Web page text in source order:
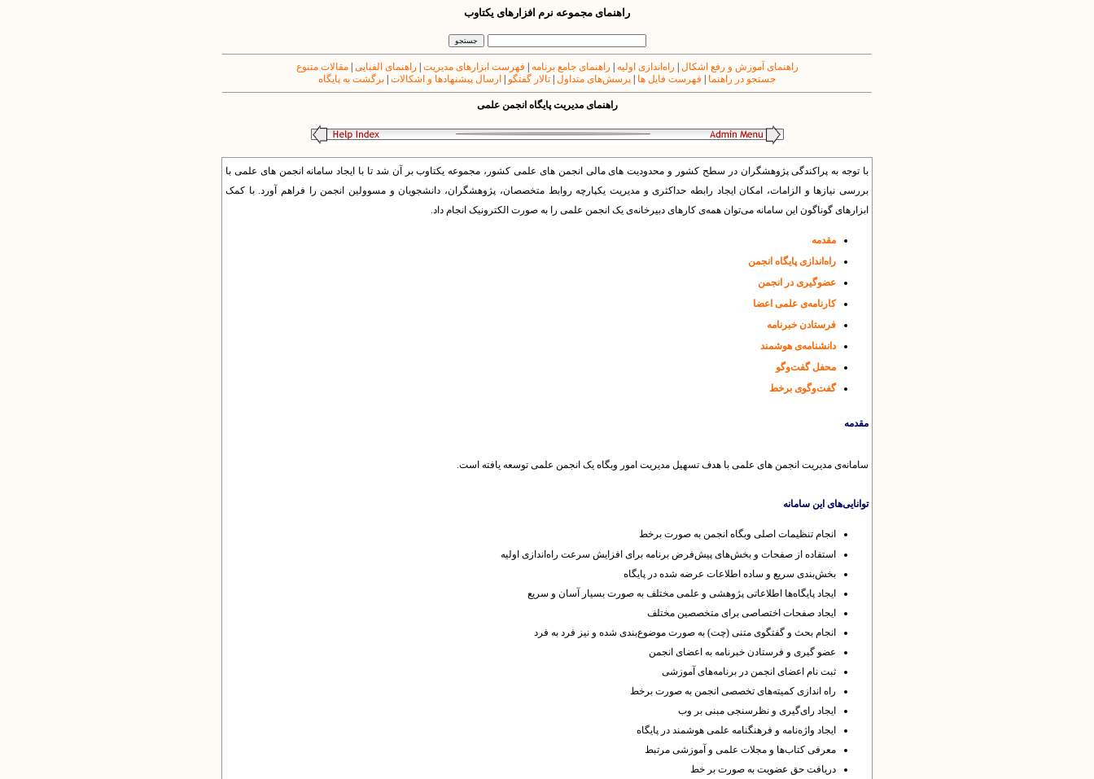
راهنمای مجموعه نرم افزارهای یکتاوب
راهنمای آموزش و رفع اشکال راه‌اندازی اولیه راهنمای جامع برنامه فهرست ابزارهای مدیریت راهنمای الفبایی |مقالات متنوع
جستجو در راهنما
فهرست فایل ها پرسش‌های متداول تالار گفتگو ارسال پیشنهادها و اشکالات برگشت به پایگاه
راهنمای مدیریت پایگاه انجمن علمی
با توجه به پراکندگی پژوهشگران در سطح کشور و محدودیت های مالی انجمن های علمی کشور، مجموعه یکتاوب بر آن شد تا با ایجاد سامانه انجمن های علمی با
بررسی نیازها و الزامات، امکان ایجاد رابطه حداکثری و مدیریت یکپارچه روابط متخصصان، پژوهشگران، دانشجویان و مسوولین انجمن را فراهم آورد. با کمک
ابزارهای گوناگون این سامانه می‌توان همه‌ی کارهای دبیرخانه‌ی یک انجمن علمی را به صورت الکترونیک انجام داد.
مقدمه
راه‌اندازی پایگاه انجمن
عضوگیری در انجمن
کارنامه‌ی علمی اعضا
فرستادن خبرنامه
دانشنامه‌ی هوشمند
محفل گفت‌وگو
گفت‌وگوی برخط
مقدمه
سامانه‌ی مدیریت انجمن های علمی با هدف تسهیل مدیریت امور وبگاه یک انجمن علمی توسعه یافته است.
توانایی‌های این سامانه
انجام تنظیمات اصلی وبگاه انجمن به صورت برخط
استفاده از صفحات و بخش‌های پیش‌فرض برنامه برای افزایش سرعت راه‌اندازی اولیه
بخش‌بندی سریع و ساده اطلاعات عرضه شده در پایگاه
ایجاد پایگاه‌ها اطلاعاتی پژوهشی و علمی مختلف به صورت بسیار آسان و سریع
ایجاد صفحات اختصاصی برای متخصصین مختلف
انجام بحث و گفتگوی متنی (چت) به صورت موضوع‌بندی شده و نیز فرد به فرد
عضو گیری و فرستادن خبرنامه به اعضای انجمن
ثبت نام اعضای انجمن در برنامه‌های آموزشی
راه اندازی کمیته‌های تخصصی انجمن به صورت برخط
ایجاد رای‌گیری و نظرسنجی مبنی بر وب
ایجاد واژه‌نامه و فرهنگنامه علمی هوشمند در پایگاه
معرفی کتاب‌ها و مجلات علمی و آموزشی مرتبط
دریافت حق عضویت به صورت بر خط